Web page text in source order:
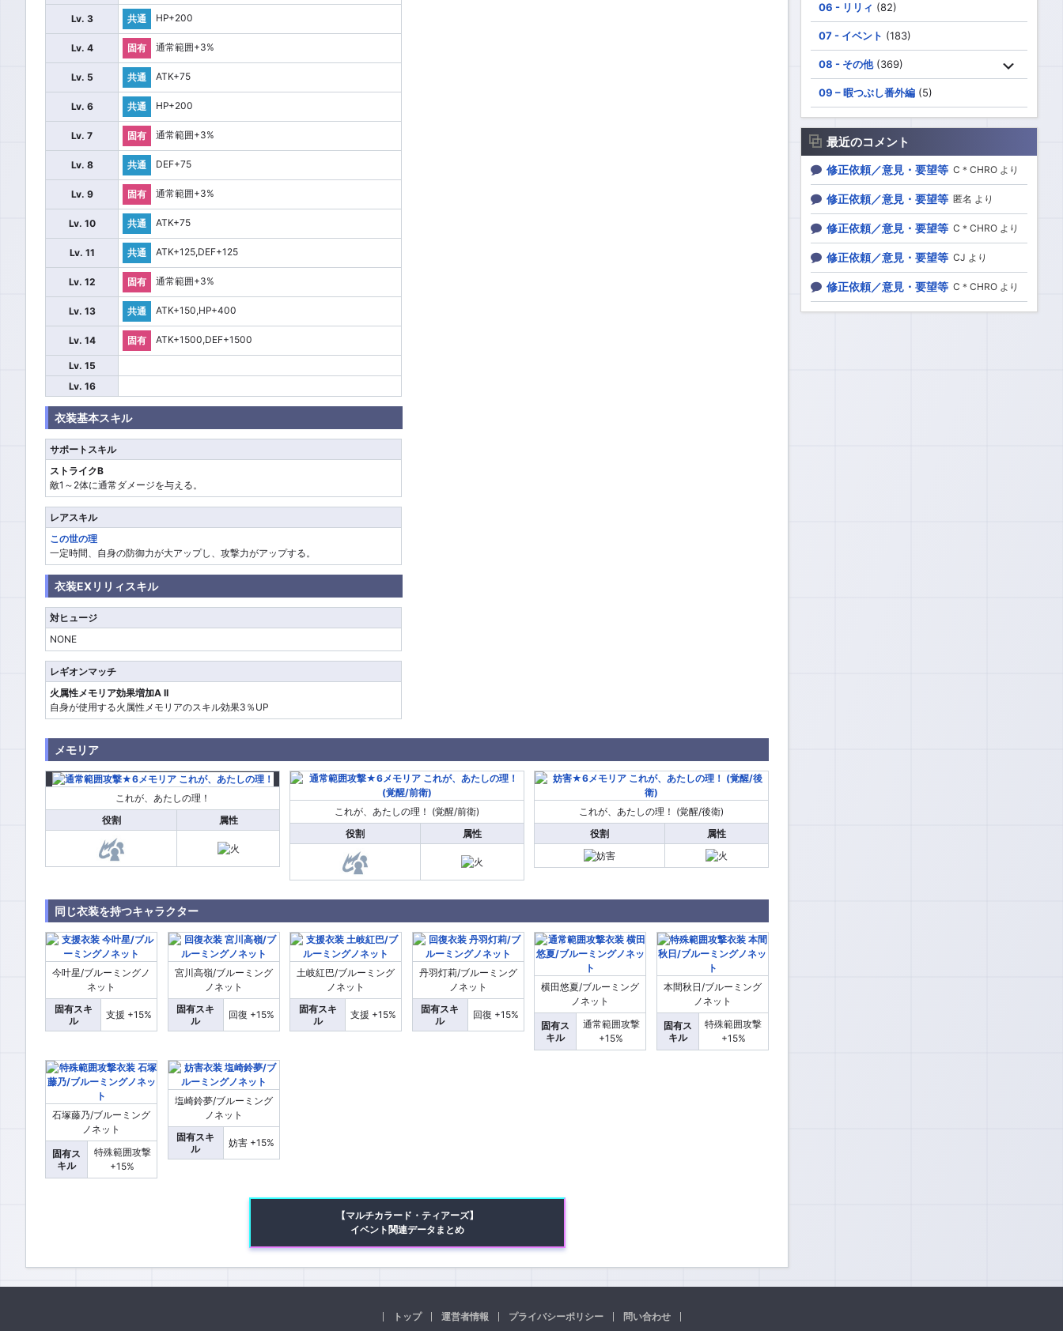
Lv. 3 共通 HP+200
Lv. 4 固有 通常範囲+3%
Lv. 5 共通 ATK+75
Lv. 6 共通 HP+200
Lv. 7 固有 通常範囲+3%
Lv. 8 共通 DEF+75
Lv. 9 固有 通常範囲+3%
Lv. 10 共通 ATK+75
Lv. 11 共通 ATK+125,DEF+125
Lv. 12 固有 通常範囲+3%
Lv. 13 共通 ATK+150,HP+400
Lv. 14 固有 ATK+1500,DEF+1500
Lv. 15
Lv. 16
衣装基本スキル
サポートスキル
ストライクB
敵1～2体に通常ダメージを与える。
レアスキル
この世の理
一定時間、自身の防御力が大アップし、攻撃力がアップする。
衣装EXリリィスキル
対ヒュージ
NONE
レギオンマッチ
火属性メモリア効果増加A II
自身が使用する火属性メモリアのスキル効果3％UP
メモリア
これが、あたしの理！
役割
属性
これが、あたしの理！ (覚醒/前衛)
役割
属性
これが、あたしの理！ (覚醒/後衛)
役割
属性
同じ衣装を持つキャラクター
今叶星/ブルーミングノ
ネット
固有スキ
ル
支援 +15%
宮川高嶺/ブルーミング
ノネット
固有スキ
ル
回復 +15%
土岐紅巴/ブルーミング
ノネット
固有スキ
ル
支援 +15%
丹羽灯莉/ブルーミング
ノネット
固有スキ
ル
回復 +15%
横田悠夏/ブルーミング
ノネット
固有ス
キル
通常範囲攻撃
+15%
本間秋日/ブルーミング
ノネット
固有ス
キル
特殊範囲攻撃
+15%
石塚藤乃/ブルーミング
ノネット
固有ス
キル
特殊範囲攻撃
+15%
塩崎鈴夢/ブルーミング
ノネット
固有スキ
ル
妨害 +15%
【マルチカラード・ティアーズ】
イベント関連データまとめ
06 - リリィ (82)
07 - イベント (183)
08 - その他(369)
09 – 暇つぶし番外編 (5)
最近のコメント
修正依頼／意見・要望等 C＊CHRO より
修正依頼／意見・要望等 匿名 より
修正依頼／意見・要望等 C＊CHRO より
修正依頼／意見・要望等 CJ より
修正依頼／意見・要望等 C＊CHRO より
トップ 運営者情報 プライバシーポリシー 問い合わせ